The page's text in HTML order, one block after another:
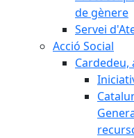
de gènere
Servei
Acció Social
Cardedeu,